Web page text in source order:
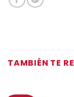
TAMBIÉN TE